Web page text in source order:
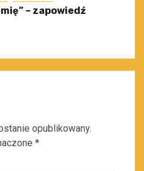
– zapowiedź
opublikowany.
*